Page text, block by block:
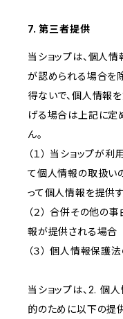
7. 第三者提供
当ショップは、個人
が認められる場合を
得ないで、個人情報
げる場合は上記に定
ん。
（１） 当ショップが
て個人情報の取扱い
って個人情報を提供
（２） 合併その他の
報が提供される場合
（３） 個人情報保護
当ショップは、2. 個
的のために以下の提